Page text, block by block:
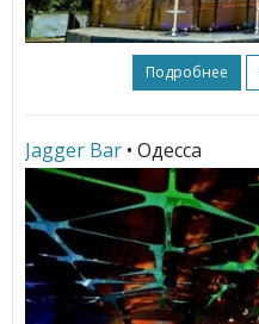
Подробнее
Jagger Bar • Одесса